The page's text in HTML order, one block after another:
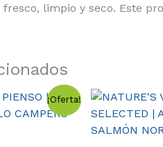
limpio y seco. Este
¡Oferta!
Este
producto